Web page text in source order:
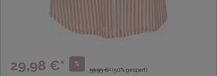
29,98 €* %
59,95 €* (50% gespart)